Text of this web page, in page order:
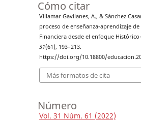
Cómo citar
Villamar Gavilanes, A., & Sánchez
proceso de enseñanza-aprendizaje
Financiera desde el enfoque
31(61), 193–213.
https://doi.org/10.18800/
Más formatos de cita
Número
Vol. 31 Núm. 61 (2022)